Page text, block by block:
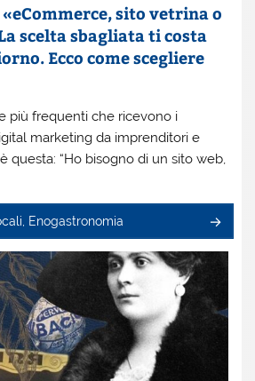
sito vetrina o
scelta sbagliata ti costa
Ecco come scegliere
più frequenti che ricevono i
marketing da imprenditori e
questa: “Ho bisogno di un sito web,
Enogastronomia